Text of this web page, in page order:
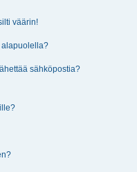
väärin!
alapuolella?
sähköpostia?